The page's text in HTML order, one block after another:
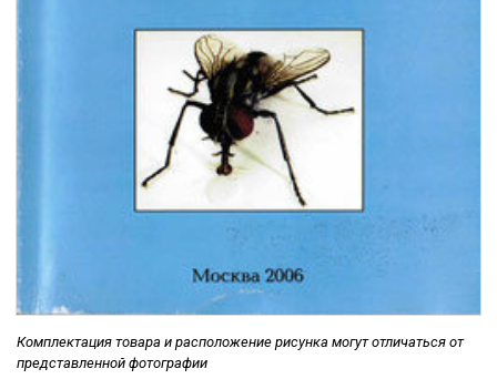
Комплектация товара и расположение рисунка могут отличаться от
представленной фотографии